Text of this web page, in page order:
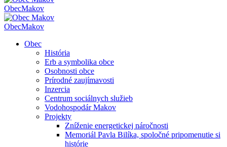
ObecMakov
ObecMakov
Obec
História
Erb a symbolika obce
Osobnosti obce
Prírodné zaujímavosti
Inzercia
Centrum sociálnych služieb
Vodohospodár Makov
Projekty
Zníženie energetickej náročnosti
Memoriál Pavla Bilíka, spoločné pripomenutie si
histórie